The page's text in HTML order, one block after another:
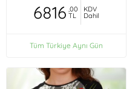
6816 ,00
TL
KDV
Dahil
Tüm Türkiye Aynı Gün